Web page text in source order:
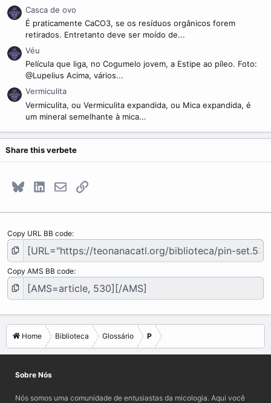
Casca de ovo
É praticamente CaCO3, se os resíduos orgânicos forem
retirados. Entretanto deve ser moído de...
Véu
Película que liga, no Cogumelo jovem, a Estipe ao píleo. Foto:
@Lupelius Acima, vários...
Vermiculita
Vermiculita, ou Vermiculita expandida, ou Mica expandida, é
um mineral semelhante à mica...
Share this verbete
Bluesky LinkedInE-mailLink
Copy URL BB code
Copy AMS BB code
Home Biblioteca Glossário P
Sobre Nós
Nós somos uma comunidade de entusiastas da micologia. Aqui você